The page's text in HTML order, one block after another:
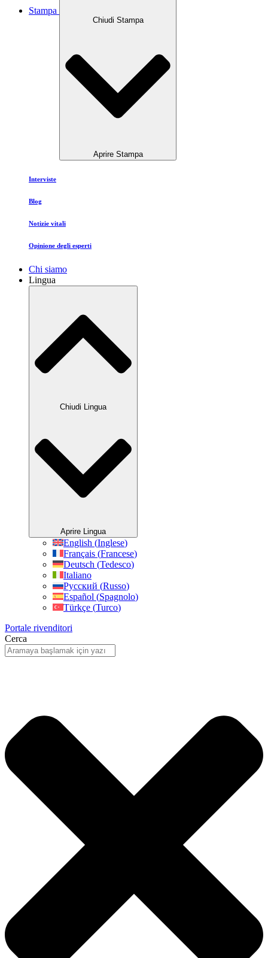
Stampa
Chiudi Stampa
Aprire Stampa
Interviste
Blog
Notizie vitali
Opinione degli esperti
Chi siamo
Lingua
Chiudi Lingua
Aprire Lingua
English (Inglese)
Français (Francese)
Deutsch (Tedesco)
Italiano
Русский (Russo)
Español (Spagnolo)
Türkçe (Turco)
Portale rivenditori
Cerca